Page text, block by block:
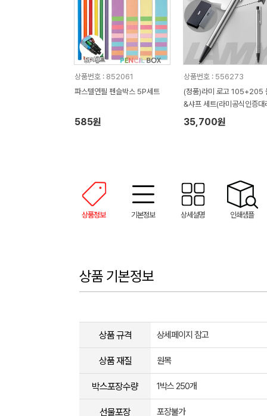
상품번호 : 852061
파스텔연필 펜슬박스 5P세트
585원
상품번호 : 556273
(정품)라미 로고 105+205
&샤프 세트(라미공식인증대
점)
35,700원
상품정보 기본정보 상세설명 인쇄샘플
상품 기본정보
상품 규격 상세페이지 참고
상품 재질 원목
박스포장수량 1박스 250개
선물포장 포장불가